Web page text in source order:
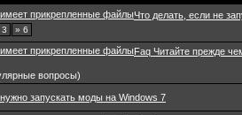
Что делать, если не
3 » 6
Faq Читайте прежде
вопросы)
запускать моды на Windows 7